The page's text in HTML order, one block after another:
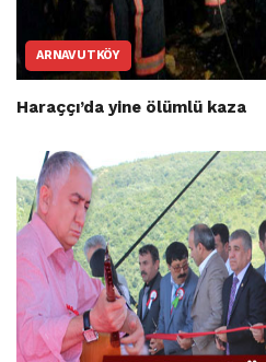
ARNAVUTKÖY
Haraççı’da yine ölümlü kaza